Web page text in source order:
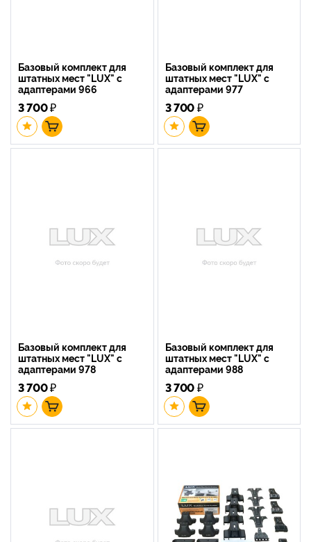
Базовый комплект для
штатных мест "LUX" с
адаптерами 966
3 700₽
Базовый комплект для
штатных мест "LUX" с
адаптерами 977
3 700₽
Базовый комплект для
штатных мест "LUX" с
адаптерами 978
3 700₽
Базовый комплект для
штатных мест "LUX" с
адаптерами 988
3 700₽